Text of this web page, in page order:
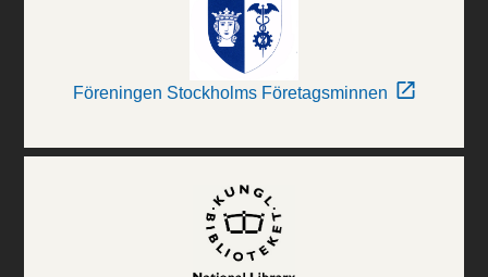
Föreningen Stockholms Företagsminnen